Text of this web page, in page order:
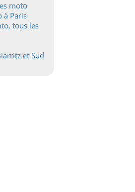
moto
à Paris
tous les
et Sud